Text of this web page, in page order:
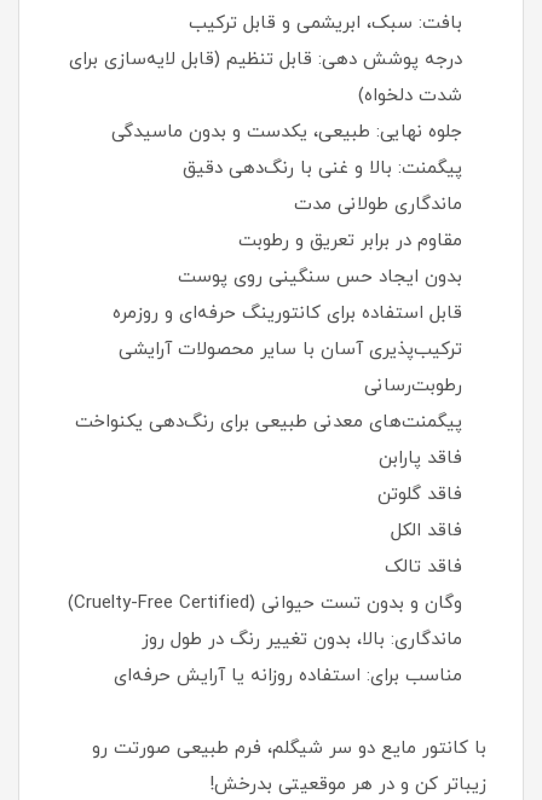
بافت: سبک، ابریشمی و قابل ترکیب
درجه پوشش‌ دهی: قابل تنظیم (قابل لایه‌سازی برای
شدت دلخواه)
جلوه نهایی: طبیعی، یکدست و بدون ماسیدگی
پیگمنت: بالا و غنی با رنگ‌دهی دقیق
ماندگاری طولانی‌ مدت
مقاوم در برابر تعریق و رطوبت
بدون ایجاد حس سنگینی روی پوست
قابل استفاده برای کانتورینگ حرفه‌ای و روزمره
ترکیب‌پذیری آسان با سایر محصولات آرایشی
رطوبت‌رسانی
پیگمنت‌های معدنی طبیعی برای رنگ‌دهی یکنواخت
فاقد پارابن
فاقد گلوتن
فاقد الکل
فاقد تالک
وگان و بدون تست حیوانی (Cruelty-Free Certified)
ماندگاری: بالا، بدون تغییر رنگ در طول روز
مناسب برای: استفاده روزانه یا آرایش حرفه‌ای
با کانتور مایع دو سر شیگلم، فرم طبیعی صورتت رو
زیباتر کن و در هر موقعیتی بدرخش!